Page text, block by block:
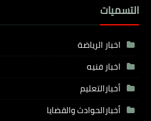
التسميات
اخبار الرياضة
اخبار فنيه
أخبارالتعليم
أخبارالحوادث والقضايا